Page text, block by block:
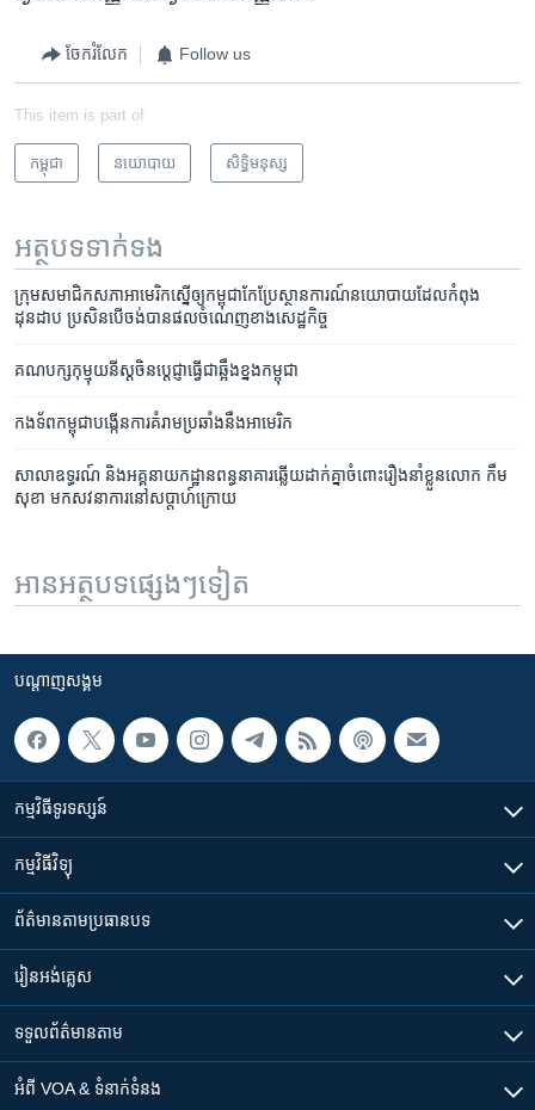
ចែករំលែក Follow us
This item is part of
កម្ពុជា នយោបាយ សិទ្ធិ​មនុស្ស
អត្ថបទ​ទាក់ទង
ក្រុម​សមាជិក​សភាអាមេរិក​ស្នើ​ឲ្យ​កម្ពុជា​កែ​ប្រែ​ស្ថាន​ការណ៍​នយោបាយ​ដែល​កំពុង​
ដុនដាប​ ប្រសិន​បើ​ចង់​បាន​ផល​ចំណេញ​ខាង​សេដ្ឋកិច្ច
គណបក្ស​កុម្មុយនីស្តចិន​ប្តេជ្ញា​ធ្វើ​ជា​ឆ្អឹង​ខ្នង​កម្ពុជា
កងទ័ព​កម្ពុជា​បង្កើន​ការ​គំរាម​ប្រឆាំង​នឹង​អាមេរិក
សាលា​ឧទ្ធរណ៍​ ​និង​អគ្គនាយក​ដ្ឋាន​ពន្ធនាគារ​ឆ្លើយ​ដាក់​គ្នា​ចំពោះ​រឿង​​នាំ​ខ្លួន​​លោក​ ​កឹម
សុខា ​មក​សវនាការ​នៅ​សប្តាហ៍​ក្រោយ​
អានអត្ថបទផ្សេងៗទៀត
បណ្តាញ​សង្គម
កម្មវិធី​ទូរទស្សន៍
កម្មវិធី​វិទ្យុ
ព័ត៌មាន​តាមប្រធានបទ​
រៀន​​អង់គ្លេស
ទទួល​ព័ត៌មាន​តាម
អំពី​ VOA & ទំនាក់ទំនង